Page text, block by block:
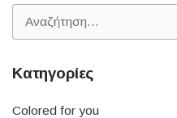
Αναζήτηση
για
Κατηγορίες
Colored for you